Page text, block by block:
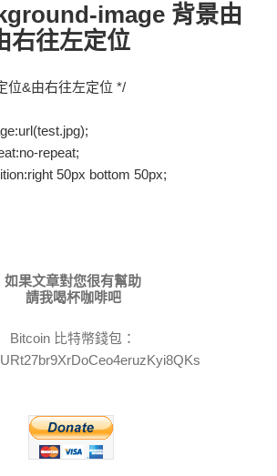
image 背景由
右往左定位
位&由右往左定位 */
repeat;
50px bottom 50px;
如果文章對您很有幫助
請我喝杯咖啡吧
Bitcoin 比特幣錢包：